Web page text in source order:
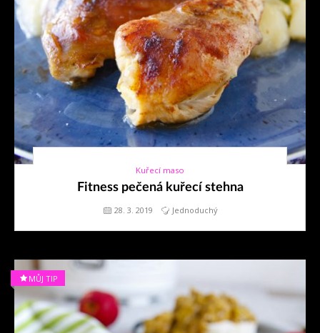
28. 3. 2019
Kuřecí maso
Fitness pečená kuřecí stehna
28. 3. 2019 Jednoduchý
MŮJ TIP